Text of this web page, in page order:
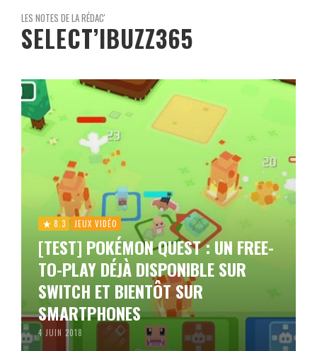
LES NOTES DE LA RÉDAC'
SELECT’IBUZZ365
8.3 JEUX VIDÉO
[TEST] POKÉMON QUEST : UN FREE-
TO-PLAY DÉJÀ DISPONIBLE SUR
SWITCH ET BIENTÔT SUR
SMARTPHONES
4 JUIN 2018